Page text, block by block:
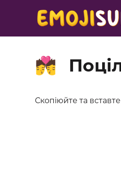
💏
Скопіюйте та